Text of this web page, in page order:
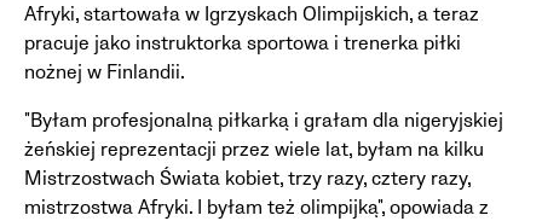
Afryki, startowała w Igrzyskach Olimpijskich, a teraz
pracuje jako instruktorka sportowa i trenerka piłki
nożnej w Finlandii.
"Byłam profesjonalną piłkarką i grałam dla nigeryjskiej
żeńskiej reprezentacji przez wiele lat, byłam na kilku
Mistrzostwach Świata kobiet, trzy razy, cztery razy,
mistrzostwa Afryki. I byłam też olimpijką", opowiada z